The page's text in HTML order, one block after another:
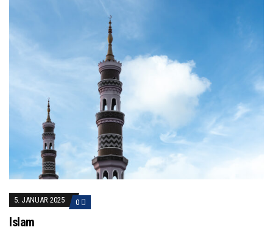
5. JANUAR 2025 0
Islam